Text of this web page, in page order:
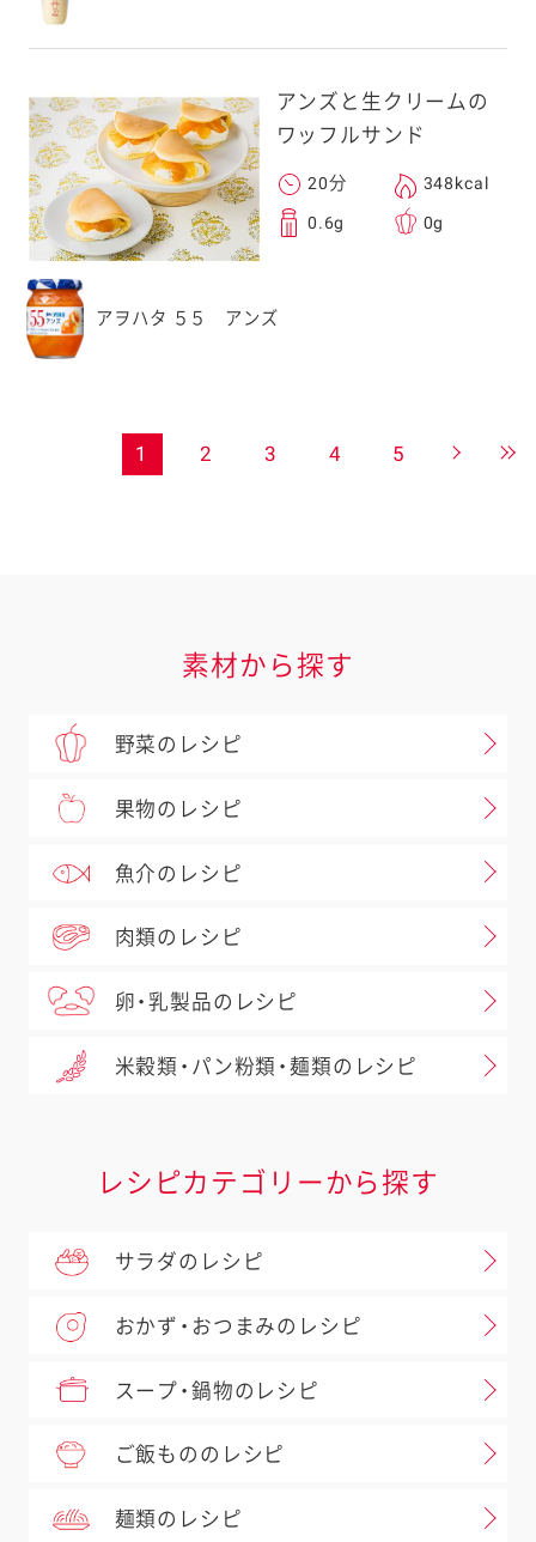
アンズと生クリームの
ワッフルサンド
20分 348kcal
0.6g 0g
アヲハタ ５５ アンズ
1 2 3 4 5
素材から探す
野菜のレシピ
果物のレシピ
魚介のレシピ
肉類のレシピ
卵・乳製品のレシピ
米穀類・パン粉類・麺類のレシピ
レシピカテゴリーから探す
サラダのレシピ
おかず・おつまみのレシピ
スープ・鍋物のレシピ
ご飯もののレシピ
麺類のレシピ